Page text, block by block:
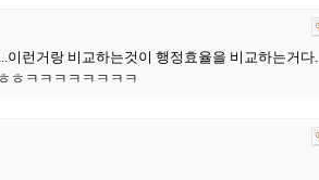
런거랑 비교하는것이 행정효율을 비교하는거다.
ㅎㅋㅋㅋㅋㅋㅋㅋㅋ